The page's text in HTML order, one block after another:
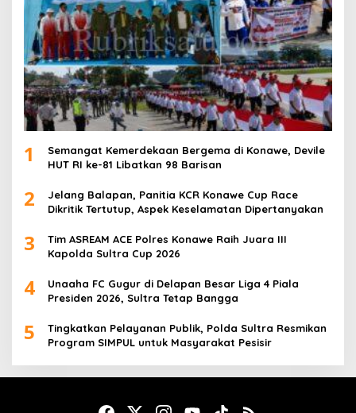
1
Semangat Kemerdekaan Bergema di Konawe, Devile
HUT RI ke-81 Libatkan 98 Barisan
2
Jelang Balapan, Panitia KCR Konawe Cup Race
Dikritik Tertutup, Aspek Keselamatan Dipertanyakan
3
Tim ASREAM ACE Polres Konawe Raih Juara III
Kapolda Sultra Cup 2026
4
Unaaha FC Gugur di Delapan Besar Liga 4 Piala
Presiden 2026, Sultra Tetap Bangga
5
Tingkatkan Pelayanan Publik, Polda Sultra Resmikan
Program SIMPUL untuk Masyarakat Pesisir